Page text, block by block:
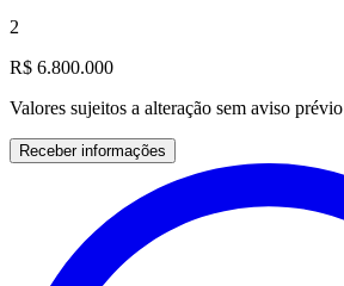
2
R$ 6.800.000
Valores sujeitos a alteração sem aviso prévio
Receber informações